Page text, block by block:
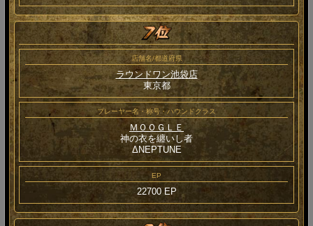
店舗名/都道府県
ラウンドワン池袋店
東京都
プレーヤー名・称号・ハウンドクラス
ＭＯＯＧＬＥ
神の衣を纏いし者
ΔNEPTUNE
EP
22700 EP